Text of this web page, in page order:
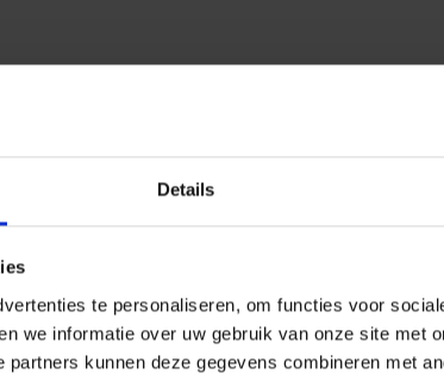
Details
te personaliseren, om functies voor
we informatie over uw gebruik van onze site met
partners kunnen deze gegevens combineren met